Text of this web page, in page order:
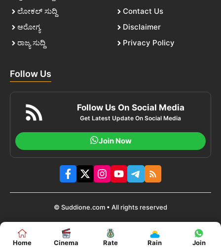
ಲೋಕಲ್ ಸುದ್ದಿ
ಆರೋಗ್ಯ
ರಾಜ್ಯ ಸುದ್ದಿ
Contact Us
Disclaimer
Privacy Policy
Follow Us
Follow Us On Social Media
Get Latest Update On Social Media
Join Now
© Suddione.com • All rights reserved
Home Cinema Rate Rain Join